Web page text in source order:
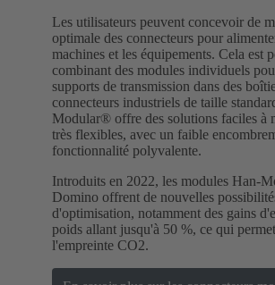
Les utilisateurs peuvent concevoir de
optimale des connecteurs pour
machines et les équipements. Cela est
combinant des modules individuels
supports de transmission dans des
connecteurs industriels de taille
Modular® offre des solutions faciles à
très flexibles, avec un faible
fonctionnalité polyvalente.
Introduits en 2022, les modules Han-
Domino offrent de nouvelles
d'optimisation, notamment des gains
poids allant jusqu'à 50 %, ce qui
l'empreinte CO2.